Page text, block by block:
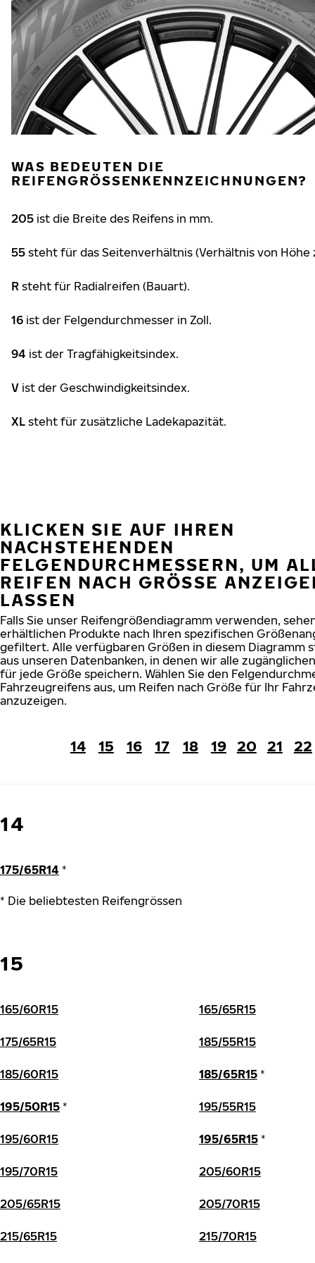
WAS BEDEUTEN DIE
REIFENGRÖSSENKENNZEICHNUNGEN?
205 ist die Breite des Reifens in mm.
55 steht für das Seitenverhältnis (Verhältnis von Höhe
R steht für Radialreifen (Bauart).
16 ist der Felgendurchmesser in Zoll.
94 ist der Tragfähigkeitsindex.
V ist der Geschwindigkeitsindex.
XL steht für zusätzliche Ladekapazität.
KLICKEN SIE AUF IHREN
NACHSTEHENDEN
FELGENDURCHMESSERN, UM
REIFEN NACH GRÖSSE
LASSEN
Falls Sie unser Reifengrößendiagramm verwenden,
erhältlichen Produkte nach Ihren spezifischen
gefiltert. Alle verfügbaren Größen in diesem Diagramm
aus unseren Datenbanken, in denen wir alle
für jede Größe speichern. Wählen Sie den
Fahrzeugreifens aus, um Reifen nach Größe für Ihr
anzuzeigen.
14 15 16 17 18 19 20 21 22
14
175/65R14 *
* Die beliebtesten Reifengrössen
15
165/60R15 165/65R15
175/65R15 185/55R15
185/60R15 185/65R15*
195/50R15 * 195/55R15
195/60R15 195/65R15*
195/70R15 205/60R15
205/65R15 205/70R15
215/65R15 215/70R15